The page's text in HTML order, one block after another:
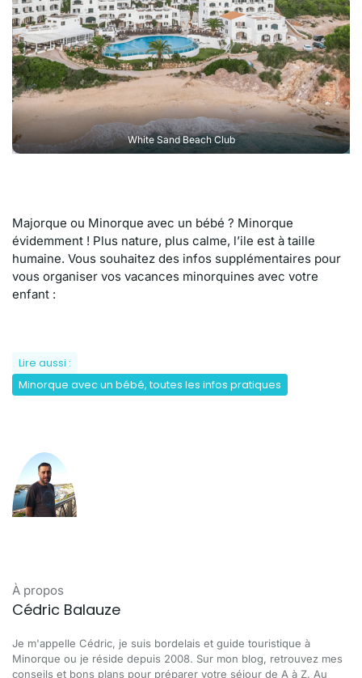
White Sand Beach Club
Majorque ou Minorque avec un bébé ? Minorque
évidemment ! Plus nature, plus calme, l’ile est à taille
humaine. Vous souhaitez des infos supplémentaires pour
vous organiser vos vacances minorquines avec votre
enfant :
Lire aussi :
Minorque avec un bébé, toutes les infos pratiques
À propos
Cédric Balauze
Je m'appelle Cédric, je suis bordelais et guide touristique à
Minorque ou je réside depuis 2008. Sur mon blog, retrouvez mes
conseils et bons plans pour préparer votre séjour de A à Z. Au